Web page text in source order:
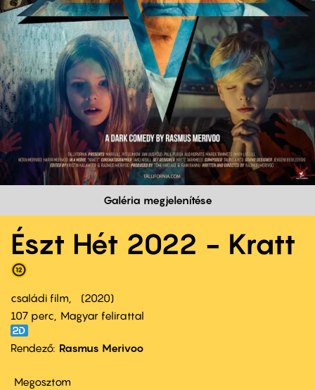
Galéria megjelenítése
Észt Hét 2022 - Kratt
családi film
2020
107 perc,
Magyar felirattal
Rendező Rasmus Merivoo
Megosztom